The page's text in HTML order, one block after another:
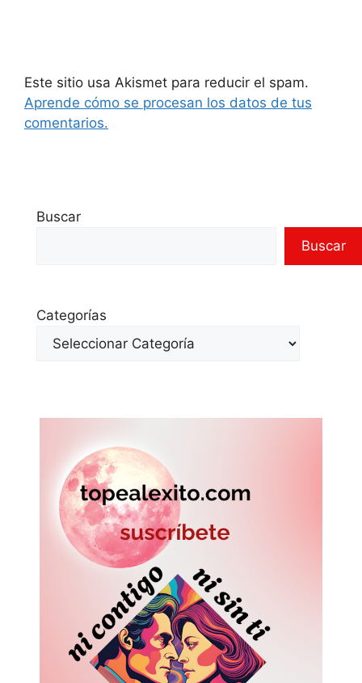
Este sitio usa Akismet para reducir el spam.
Aprende cómo se procesan los datos de tus
comentarios.
Buscar
Buscar
Categorías